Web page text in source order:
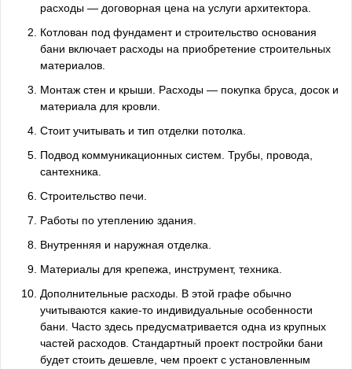
расходы — договорная цена на услуги архитектора.
Котлован под фундамент и строительство основания
бани включает расходы на приобретение строительных
материалов.
Монтаж стен и крыши. Расходы — покупка бруса, досок и
материала для кровли.
Стоит учитывать и тип отделки потолка.
Подвод коммуникационных систем. Трубы, провода,
сантехника.
Строительство печи.
Работы по утеплению здания.
Внутренняя и наружная отделка.
Материалы для крепежа, инструмент, техника.
Дополнительные расходы. В этой графе обычно
учитываются какие-то индивидуальные особенности
бани. Часто здесь предусматривается одна из крупных
частей расходов. Стандартный проект постройки бани
будет стоить дешевле, чем проект с установленным